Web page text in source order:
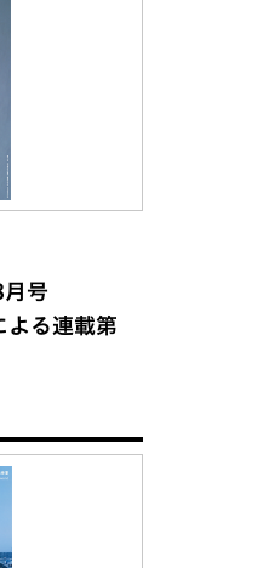
号
よる連載第